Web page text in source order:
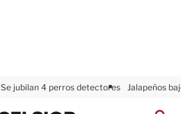
Se jubilan 4 perros detectores Jalapeños